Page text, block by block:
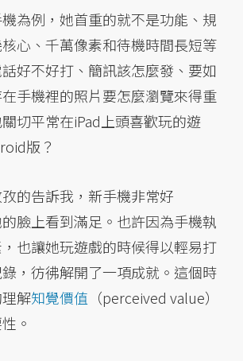
為例，她首重的就不是功能、規
心、千萬像素和待機時間長短等
好不好打、簡訊該怎麼發、要如
手機裡的照片要怎麼瀏覽來得重
切平常在iPad上頭喜歡玩的遊
版？
的告訴我，新手機非常好
的臉上看到滿足。也許因為手機執
也讓她玩遊戲的時候得以輕易打
，彷彿解開了一項成就。這個時
解知覺價值 （perceived value）
。